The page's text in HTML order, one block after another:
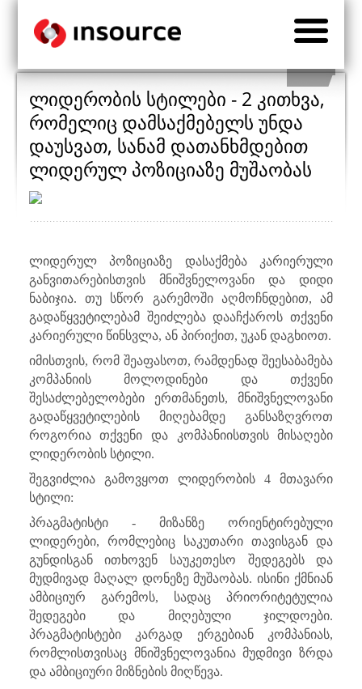
ლიდერობის სტილები - 2 კითხვა,
რომელიც დამსაქმებელს უნდა
დაუსვათ, სანამ დათანხმდებით
ლიდერულ პოზიციაზე მუშაობას
ლიდერულ პოზიციაზე დასაქმება კარიერული
განვითარებისთვის მნიშვნელოვანი და დიდი
ნაბიჯია. თუ სწორ გარემოში აღმოჩნდებით, ამ
გადაწყვეტილებამ შეიძლება დააჩქაროს თქვენი
კარიერული წინსვლა, ან პირიქით, უკან დაგხიოთ.
იმისთვის, რომ შეაფასოთ, რამდენად შეესაბამება
კომპანიის მოლოდინები და თქვენი
შესაძლებელობები ერთმანეთს, მნიშვნელოვანი
გადაწყვეტილების მიღებამდე განსაზღვროთ
როგორია თქვენი და კომპანიისთვის მისაღები
ლიდერობის სტილი.
შეგვიძლია გამოვყოთ ლიდერობის 4 მთავარი
სტილი:
პრაგმატისტი - მიზანზე ორიენტირებული
ლიდერები, რომლებიც საკუთარი თავისგან და
გუნდისგან ითხოვენ საუკეთესო შედეგებს და
მუდმივად მაღალ დონეზე მუშაობას. ისინი ქმნიან
ამბიციურ გარემოს, სადაც პრიორიტეტულია
შედეგები და მიღებული ჯილდოები.
პრაგმატისტები კარგად ერგებიან კომპანიას,
რომლისთვისაც მნიშვნელოვანია მუდმივი ზრდა
და ამბიციური მიზნების მიღწევა.